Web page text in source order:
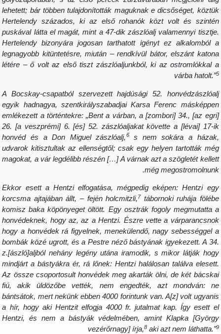
lehetett; bár többen tulajdonították maguknak e dicsőséget,
Hertelendy százados, ki az első rohanók közt volt és
puskával látta el magát, mint a 47-dik zászlóalj valamennyi
Hertelendy bizonyára jogosan tarthatott igényt ez alkalomból
legnagyobb kitüntetésre, miután – rendkívül bátor, elszánt
létére – ő volt az első tiszt zászlóaljunkból, ki az ostromlókkal
várba hatolt.”
A Bocskay-csapatból szervezett hajdúsági 52.
egyik hadnagya, szentkirályszabadjai Karsa Ferenc
emlékezett a történtekre: „Bent a várban, a [zombori] 34., [az
26. [a veszprémi] 6. [és] 52. zászlóaljakat követte a [lévai] 17-
honvéd és a Don Miguel zászlóalj,6
s nem sokára a
udvarok kitisztultak az ellenségtől; csak egy helyen tartották
magokat, a vár legdélibb részén […] A várnak azt a szögletét
még
Ekkor esett a Hentzi elfogatása, mégpedig eképen: Hentzi
korcsma ajtajában állt, – fején holcmitzli,7 tábornoki ruhája
komisz baka köpönyeget öltött. Egy osztrák fogoly megmutatta
honvédeknek, hogy az, az a Hentzi. Észre vette a
hogy a honvédek rá figyelnek, menekülendő, nagy sebességgel
bombák közé ugrott, és a Pestre néző bástyának igyekezett. A
z.[ászló]aljból nehány legény utána iramodik, s mikor látják
mindjárt a bástyákra ér, rá lőnek: Hentzi halálosan találva
Az össze csoportosult honvédek meg akarták ölni, de két
fiú, akik üldözőbe vették, nem engedték, azt mondván:
bántsátok, mert nekünk ebben 4000 forintunk van. A[z] volt
a hír, hogy aki Hentzit elfogja 4000 fr. jutalmat kap. Így esett
Hentzi, és nem a bástyák védelmében, amint Klapka
vezérőrnagy] írja,8aki azt nem láthatta.”